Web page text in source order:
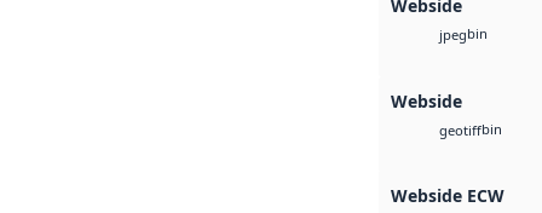
Webside
jpegbin
Webside
geotiffbin
Webside ECW